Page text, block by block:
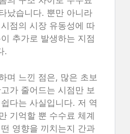
났습니다. 뿐만 아니라
점의 시장 유동성에 따
추가로 발생하는 지점
.
며 느낀 점은, 많은 초보
가 줄어드는 시점만 보
다는 사실입니다. 저 역
기억할 뿐 수수료 체계
영향을 끼치는지 간과